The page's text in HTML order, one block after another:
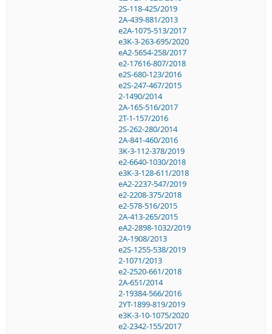
2S-118-425/2019
2A-439-881/2013
e2A-1075-513/2017
e3K-3-263-695/2020
eA2-5654-258/2017
e2-17616-807/2018
e2S-680-123/2016
e2S-247-467/2015
2-1490/2014
2A-165-516/2017
2T-1-157/2016
2S-262-280/2014
2A-841-460/2016
3K-3-112-378/2019
e2-6640-1030/2018
e3K-3-128-611/2018
eA2-2237-547/2019
e2-2208-375/2018
e2-578-516/2015
2A-413-265/2015
eA2-2898-1032/2019
2A-1908/2013
e2S-1255-538/2019
2-1071/2013
e2-2520-661/2018
2A-651/2014
2-19384-566/2016
2YT-1899-819/2019
e3K-3-10-1075/2020
e2-2342-155/2017